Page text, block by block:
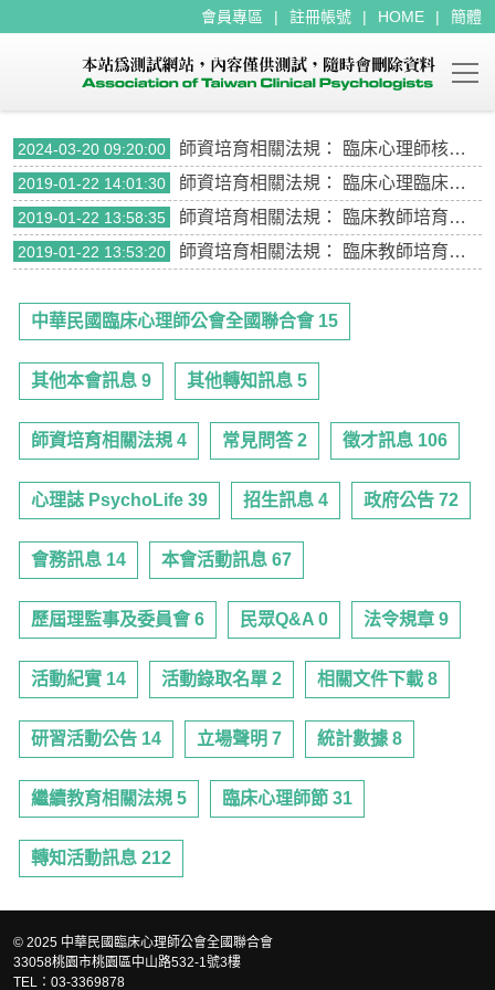
會員專區 註冊帳號 HOME 簡體
2024-03-20 09:20:00 師資培育相關法規 ： 臨床心理師核心能力與次核心能力架構-共識版
2019-01-22 14:01:30 師資培育相關法規 ： 臨床心理臨床教師認證申請表
2019-01-22 13:58:35 師資培育相關法規 ： 臨床教師培育暨認證辦法流程圖
2019-01-22 13:53:20 師資培育相關法規 ： 臨床教師培育暨認證辦法
中華民國臨床心理師公會全國聯合會 15
其他本會訊息 9 其他轉知訊息 5
師資培育相關法規 4 常見問答 2 徵才訊息 106
心理誌 PsychoLife 39 招生訊息 4 政府公告 72
會務訊息 14 本會活動訊息 67
歷屆理監事及委員會 6 民眾Q&A 0 法令規章 9
活動紀實 14 活動錄取名單 2 相關文件下載 8
研習活動公告 14 立場聲明 7 統計數據 8
繼續教育相關法規 5 臨床心理師節 31
轉知活動訊息 212
© 2025 中華民國臨床心理師公會全國聯合會
33058桃園市桃園區中山路532-1號3樓
TEL：03-3369878